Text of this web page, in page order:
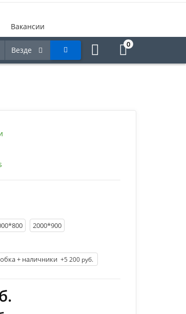
Вакансии
Везде
0
2000*900
+ наличники +5 200 руб.